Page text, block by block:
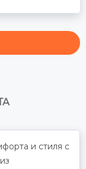
и стиля с